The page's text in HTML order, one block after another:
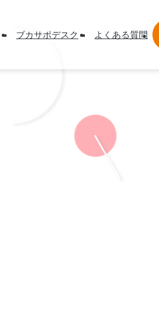
ブカサポデスク よくある質問